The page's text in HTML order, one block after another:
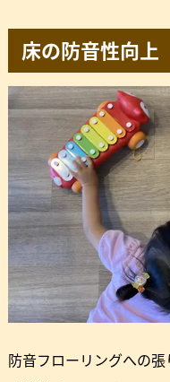
床の防音性向上
防音フローリングへの